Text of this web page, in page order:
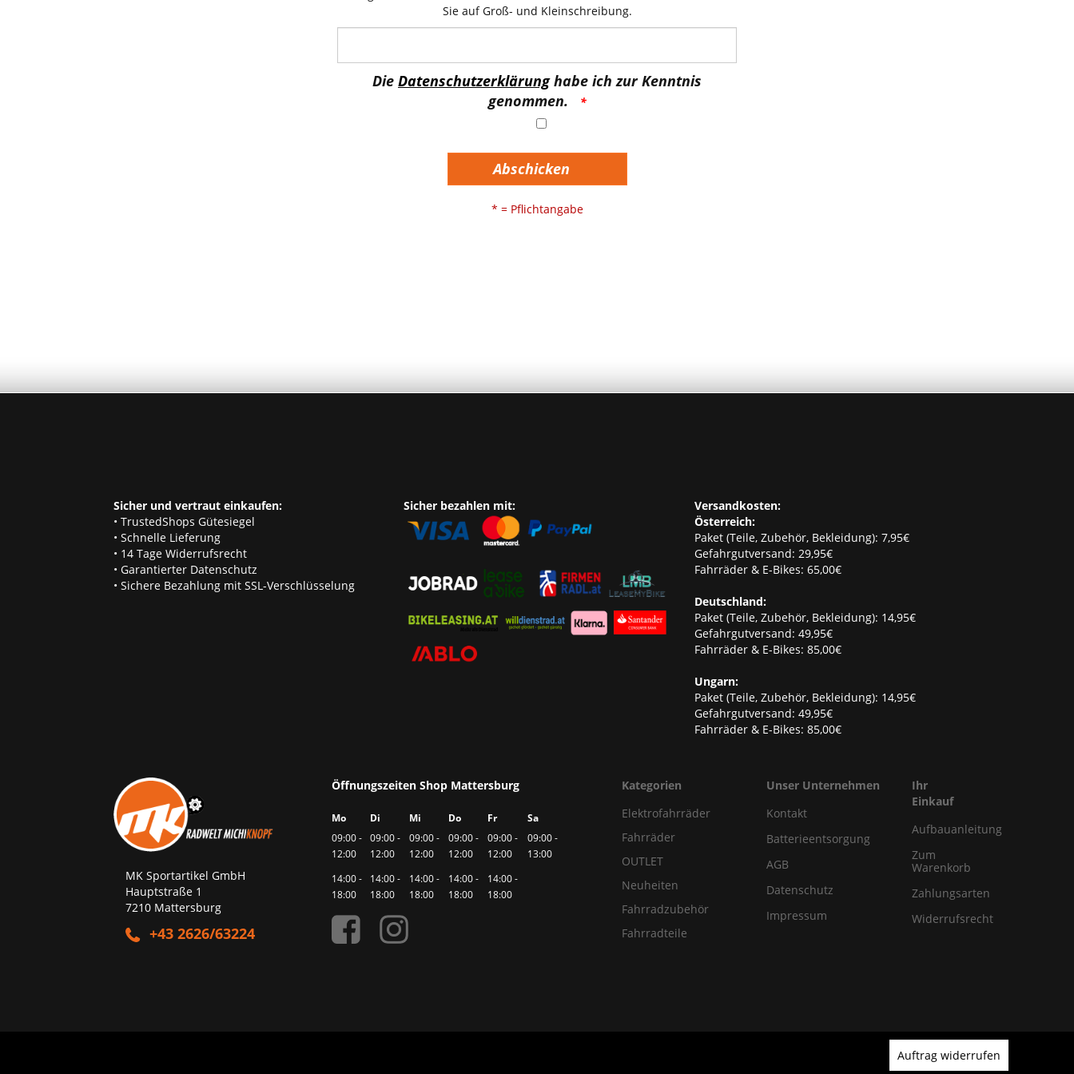
Sie auf Groß- und Kleinschreibung.
Die Datenschutzerklärunghabe ich zur Kenntnis
genommen.
Abschicken
* = Pflichtangabe
Sicher und vertraut einkaufen:
• TrustedShops Gütesiegel
• Schnelle Lieferung
• 14 Tage Widerrufsrecht
• Garantierter Datenschutz
• Sichere Bezahlung mit SSL-Verschlüsselung
Sicher bezahlen mit:
Versandkosten:
Österreich:
Paket (Teile, Zubehör, Bekleidung): 7,95€
Gefahrgutversand: 29,95€
Fahrräder & E-Bikes: 65,00€
Deutschland:
Paket (Teile, Zubehör, Bekleidung): 14,95€
Gefahrgutversand: 49,95€
Fahrräder & E-Bikes: 85,00€
Ungarn:
Paket (Teile, Zubehör, Bekleidung): 14,95€
Gefahrgutversand: 49,95€
Fahrräder & E-Bikes: 85,00€
MK Sportartikel GmbH
Hauptstraße 1
7210 Mattersburg
+43 2626/63224
Öffnungszeiten Shop Mattersburg
Mo Di Mi Do Fr
Sa
09:00 -
12:00
09:00 -
12:00
09:00 -
12:00
09:00 -
12:00
09:00 -
12:00
09:00 -
13:00
14:00 -
18:00
14:00 -
18:00
14:00 -
18:00
14:00 -
18:00
14:00 -
18:00
Kategorien
Elektrofahrräder
Fahrräder
OUTLET
Neuheiten
Fahrradzubehör
Fahrradteile
Unser Unternehmen
Kontakt
Batterieentsorgung
AGB
Datenschutz
Impressum
Ihr
Einkauf
Aufbauanleitung
Zum
Warenkorb
Zahlungsarten
Widerrufsrecht
Auftrag widerrufen